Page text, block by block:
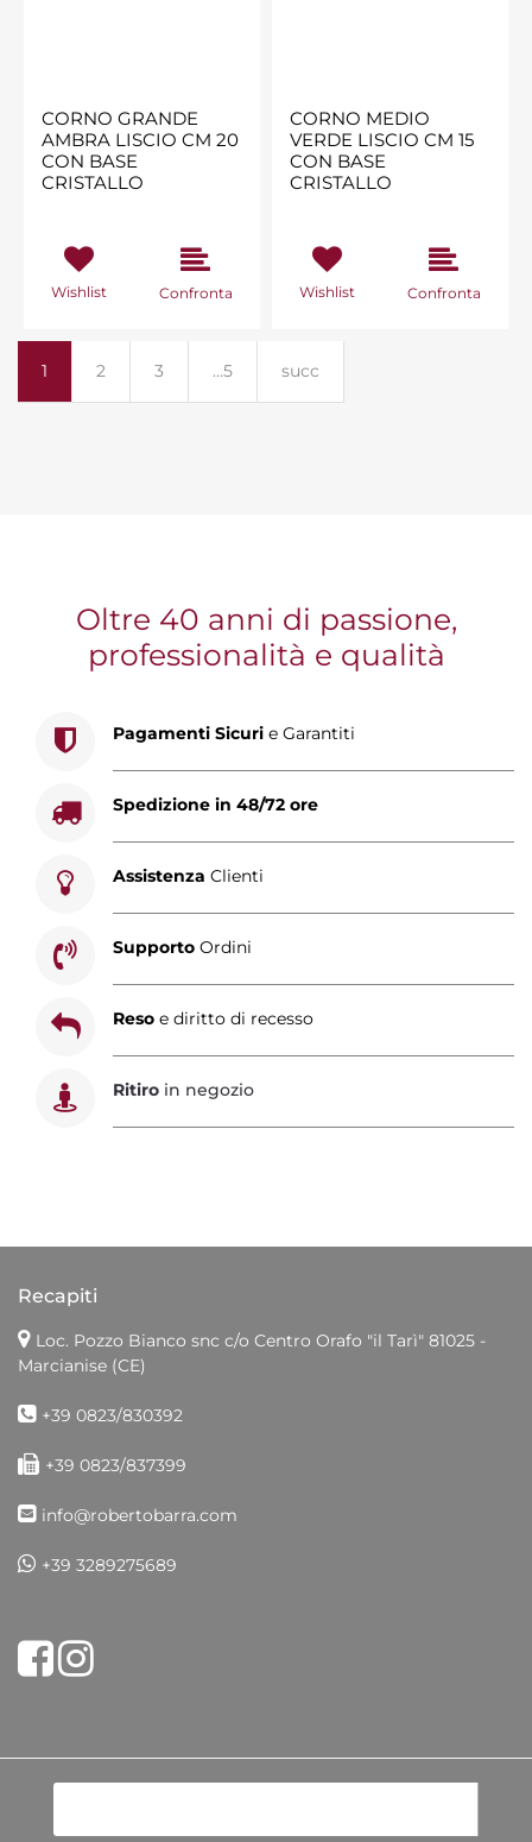
CORNO GRANDE
AMBRA LISCIO CM 20
CON BASE
CRISTALLO
Wishlist Confronta
CORNO MEDIO
VERDE LISCIO CM 15
CON BASE
CRISTALLO
Wishlist Confronta
1 2 3 ...5 succ
Oltre 40 anni di passione,
professionalità e qualità
Pagamenti Sicuri e Garantiti
Spedizione in 48/72 ore
Assistenza Clienti
Supporto Ordini
Reso e diritto di recesso
Ritiro in negozio
Recapiti
Loc. Pozzo Bianco snc c/o Centro Orafo "il Tarì" 81025 -
Marcianise (CE)
+39 0823/830392
+39 0823/837399
info@robertobarra.com
+39 3289275689
Share on Facebook
Tweet